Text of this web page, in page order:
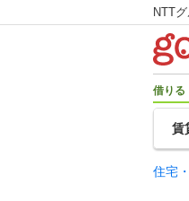
NTT
借りる
賃
住宅